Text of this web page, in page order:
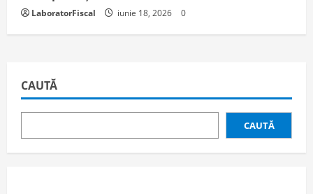
LaboratorFiscal iunie 18, 2026 0
CAUTĂ
CAUTĂ